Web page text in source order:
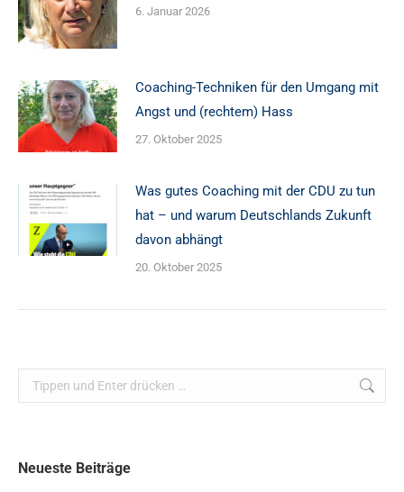
6. Januar 2026
Coaching-Techniken für den Umgang mit
Angst und (rechtem) Hass
27. Oktober 2025
Was gutes Coaching mit der CDU zu tun
hat – und warum Deutschlands Zukunft
davon abhängt
20. Oktober 2025
Search:
Neueste Beiträge